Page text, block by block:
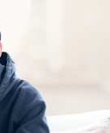
事全文を見る